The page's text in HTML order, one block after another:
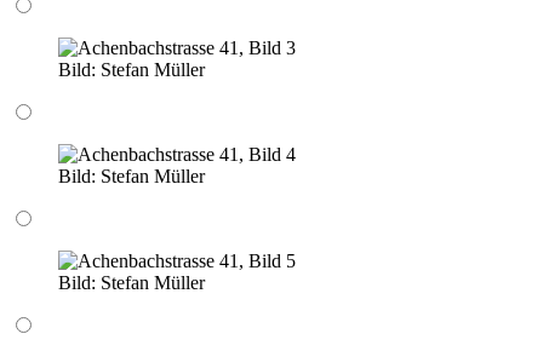
Bild: Stefan Müller
Bild: Stefan Müller
Bild: Stefan Müller